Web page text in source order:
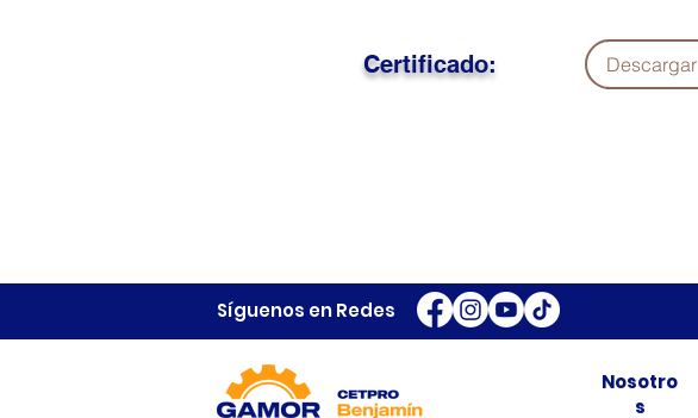
Certificado: Descargar
Síguenos en Redes
Nosotro
s